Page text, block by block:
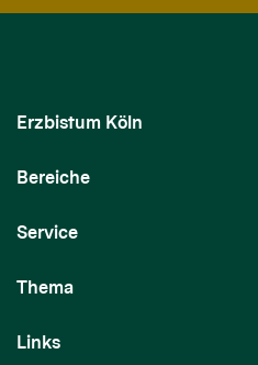
Erzbistum Köln
Bereiche
Service
Thema
Links